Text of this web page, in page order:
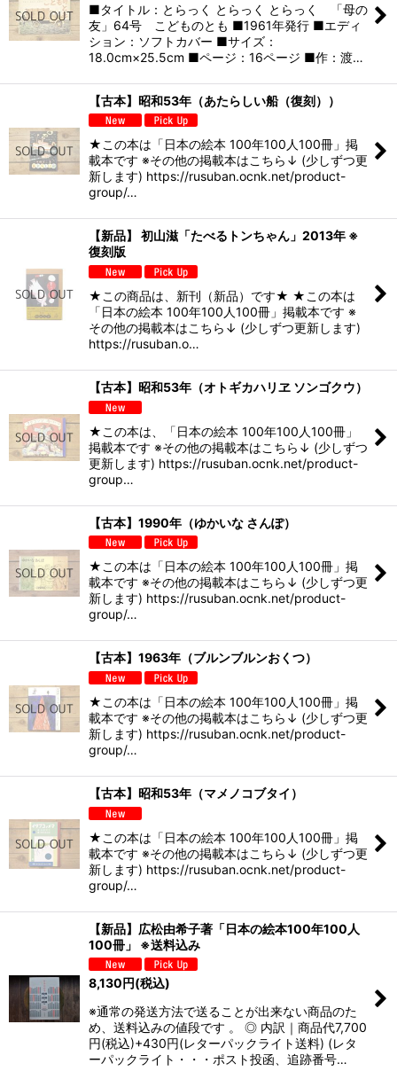
■タイトル：とらっく とらっく とらっく 「母の
友」64号 こどものとも ■1961年発行 ■エディ
ション：ソフトカバー ■サイズ：
18.0cm×25.5cm ■ページ：16ページ ■作：渡…
【古本】昭和53年（あたらしい船（復刻））
★この本は「日本の絵本 100年100人100冊」掲
載本です ※その他の掲載本はこちら↓ (少しずつ更
新します) https://rusuban.ocnk.net/product-
group/…
【新品】 初山滋「たべるトンちゃん」2013年 ※
復刻版
★この商品は、新刊（新品）です★ ★この本は
「日本の絵本 100年100人100冊」掲載本です ※
その他の掲載本はこちら↓ (少しずつ更新します)
https://rusuban.o…
【古本】昭和53年（オトギカハリヱ ソンゴクウ）
★この本は、「日本の絵本 100年100人100冊」
掲載本です ※その他の掲載本はこちら↓ (少しずつ
更新します) https://rusuban.ocnk.net/product-
group…
【古本】1990年（ゆかいな さんぽ）
★この本は「日本の絵本 100年100人100冊」掲
載本です ※その他の掲載本はこちら↓ (少しずつ更
新します) https://rusuban.ocnk.net/product-
group/…
【古本】1963年（ブルンブルンおくつ）
★この本は「日本の絵本 100年100人100冊」掲
載本です ※その他の掲載本はこちら↓ (少しずつ更
新します) https://rusuban.ocnk.net/product-
group/…
【古本】昭和53年（マメノコブタイ）
★この本は「日本の絵本 100年100人100冊」掲
載本です ※その他の掲載本はこちら↓ (少しずつ更
新します) https://rusuban.ocnk.net/product-
group/…
【新品】広松由希子著「日本の絵本100年100人
100冊」 ※送料込み
8,130円(税込)
※通常の発送方法で送ることが出来ない商品のた
め、送料込みの値段です 。 ◎ 内訳｜商品代7,700
円(税込)+430円(レターパックライト送料) (レタ
ーパックライト・・・ポスト投函、追跡番号…